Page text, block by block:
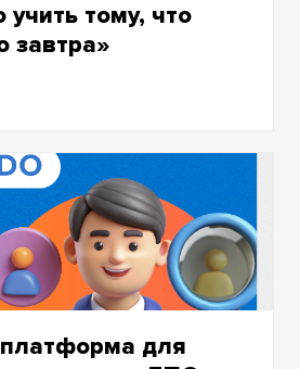
тому, что
завтра»
растит кадры для
для